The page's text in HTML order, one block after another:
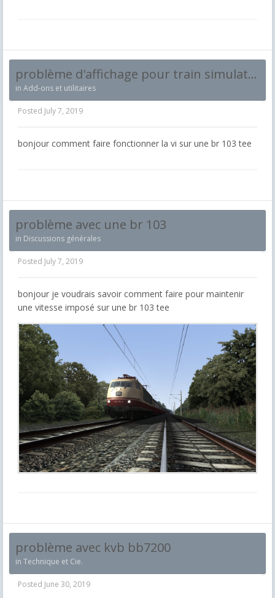
problème d'affichage pour train simulator
in Add-ons et utilitaires
Posted July 7, 2019
bonjour comment faire fonctionner la vi sur une br 103 tee
problème avec une br 103
in Discussions générales
Posted July 7, 2019
bonjour je voudrais savoir comment faire pour maintenir
une vitesse imposé sur une br 103 tee
problème avec kvb bb7200
in Technique et Cie.
Posted June 30, 2019